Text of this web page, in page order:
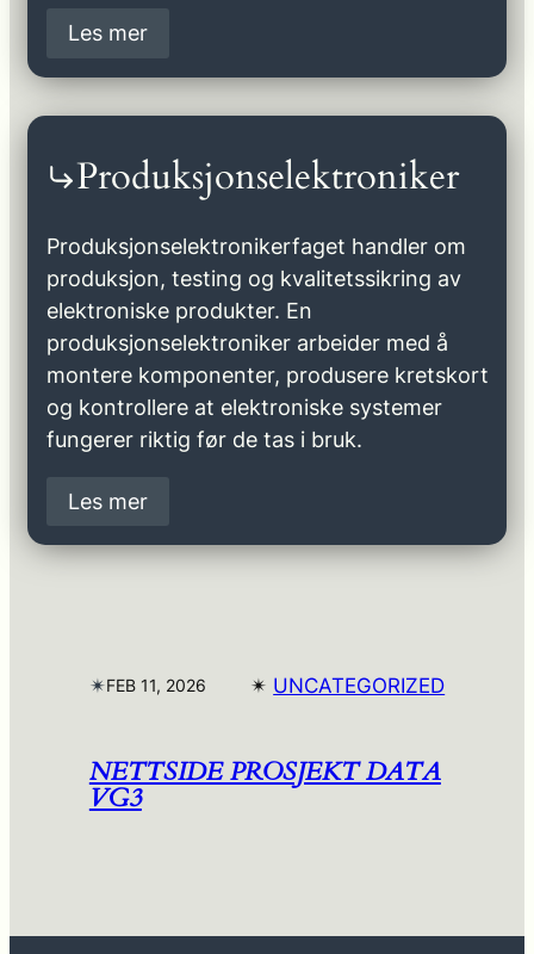
Les mer
Produksjonselektroniker
Produksjonselektronikerfaget handler om
produksjon, testing og kvalitetssikring av
elektroniske produkter. En
produksjonselektroniker arbeider med å
montere komponenter, produsere kretskort
og kontrollere at elektroniske systemer
fungerer riktig før de tas i bruk.
Les mer
✴︎FEB 11, 2026 ✴︎ UNCATEGORIZED
NETTSIDE PROSJEKT DATA
VG3